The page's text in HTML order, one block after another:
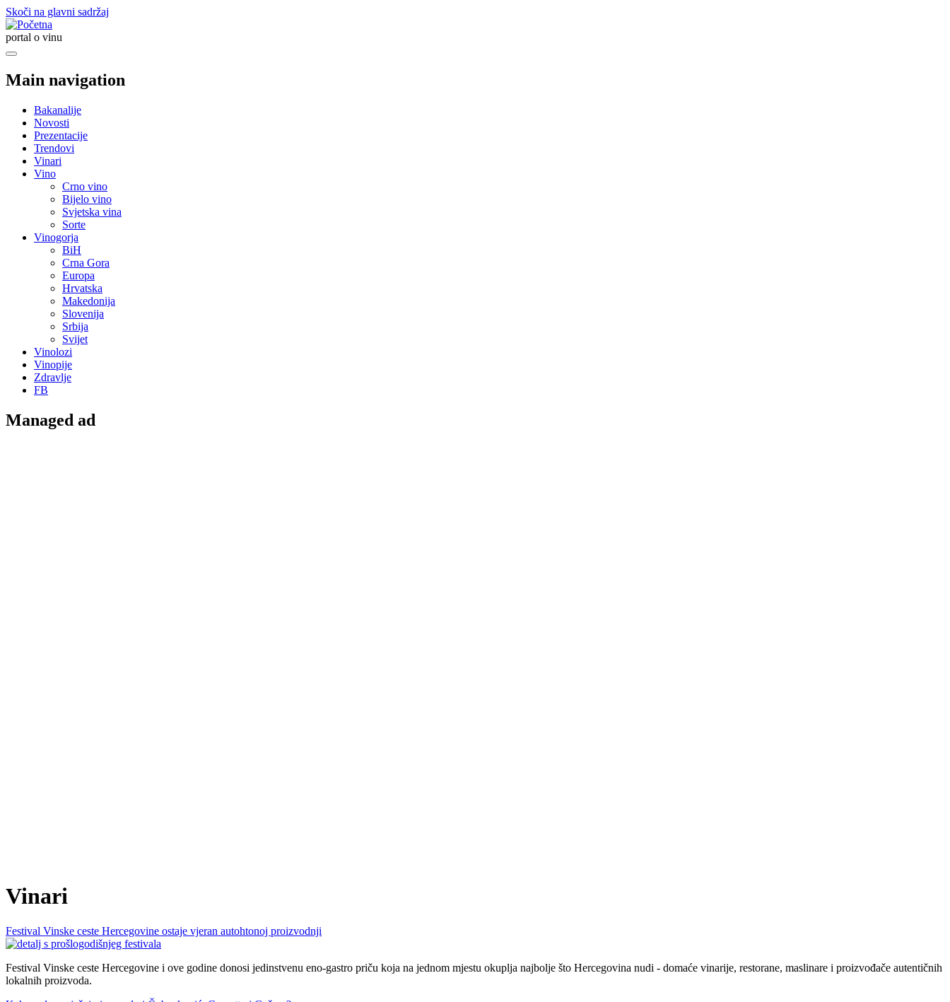
Skoči na glavni sadržaj
portal o vinu
Main navigation
Bakanalije
Novosti
Prezentacije
Trendovi
Vinari
Vino
Crno vino
Bijelo vino
Svjetska vina
Sorte
Vinogorja
BiH
Crna Gora
Europa
Hrvatska
Makedonija
Slovenija
Srbija
Svijet
Vinolozi
Vinopije
Zdravlje
FB
Managed ad
Vinari
Festival Vinske ceste Hercegovine ostaje vjeran autohtonoj proizvodnji
Festival Vinske ceste Hercegovine i ove godine donosi jedinstvenu eno-gastro priču koja na jednom mjestu okuplja najbolje što Hercegovina nudi - domaće vinarije, restorane, maslinare i proizvođače autentičnih
lokalnih proizvoda.